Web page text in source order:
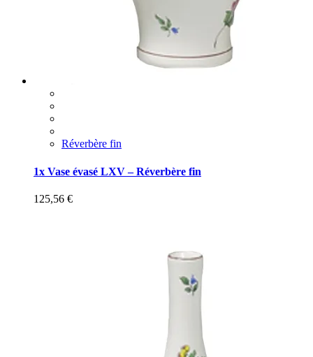
Réverbère fin
1x Vase évasé LXV – Réverbère fin
125,56 €